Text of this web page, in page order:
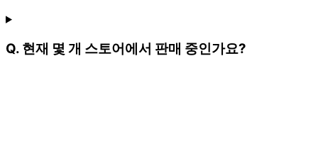
Q. 현재 몇 개 스토어에서 판매 중인가요?